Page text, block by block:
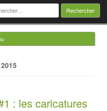
:
: les caricatures